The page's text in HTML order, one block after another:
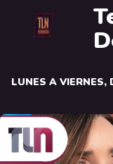
LUNES A VIERNES,